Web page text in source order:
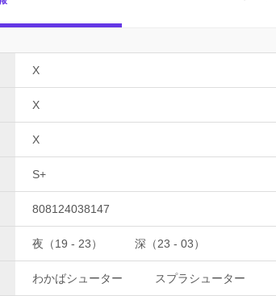
X
X
X
S+
808124038147
夜（19 - 23） 深（23 - 03）
わかばシューター スプラシューター